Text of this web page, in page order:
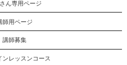
ん専用ページ
師用ページ
講師募集
ンレッスンコース